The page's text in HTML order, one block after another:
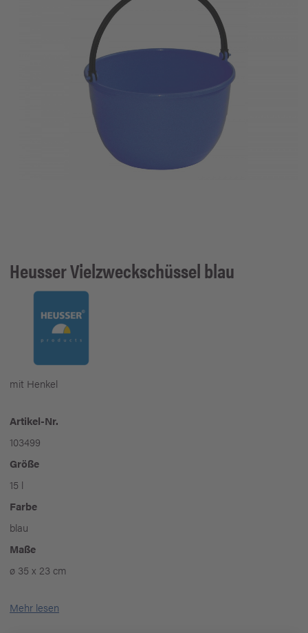
HeusserVielzweckschüssel blau
mit Henkel
Artikel-Nr.
103499
Größe
15 l
Farbe
blau
Maße
ø 35 x 23 cm
Mehr lesen